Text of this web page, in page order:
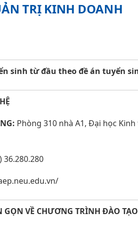
TRỊ KINH DOANH
sinh từ đầu theo đề án tuyển
Phòng 310 nhà A1, Đại học
36.280.280
GỌN VỀ CHƯƠNG TRÌNH ĐÀO